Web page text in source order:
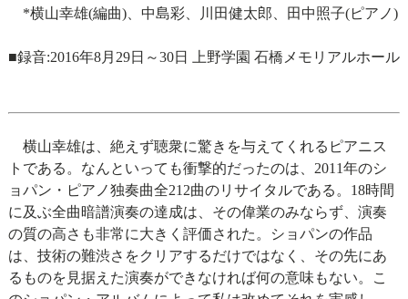
*横山幸雄(編曲)、中島彩、川田健太郎、田中照子(ピアノ)
■録音:2016年8月29日～30日 上野学園 石橋メモリアルホール
横山幸雄は、絶えず聴衆に驚きを与えてくれるピアニス
トである。なんといっても衝撃的だったのは、2011年のシ
ョパン・ピアノ独奏曲全212曲のリサイタルである。18時間
に及ぶ全曲暗譜演奏の達成は、その偉業のみならず、演奏
の質の高さも非常に大きく評価された。ショパンの作品
は、技術の難渋さをクリアするだけではなく、その先にあ
るものを見据えた演奏ができなければ何の意味もない。こ